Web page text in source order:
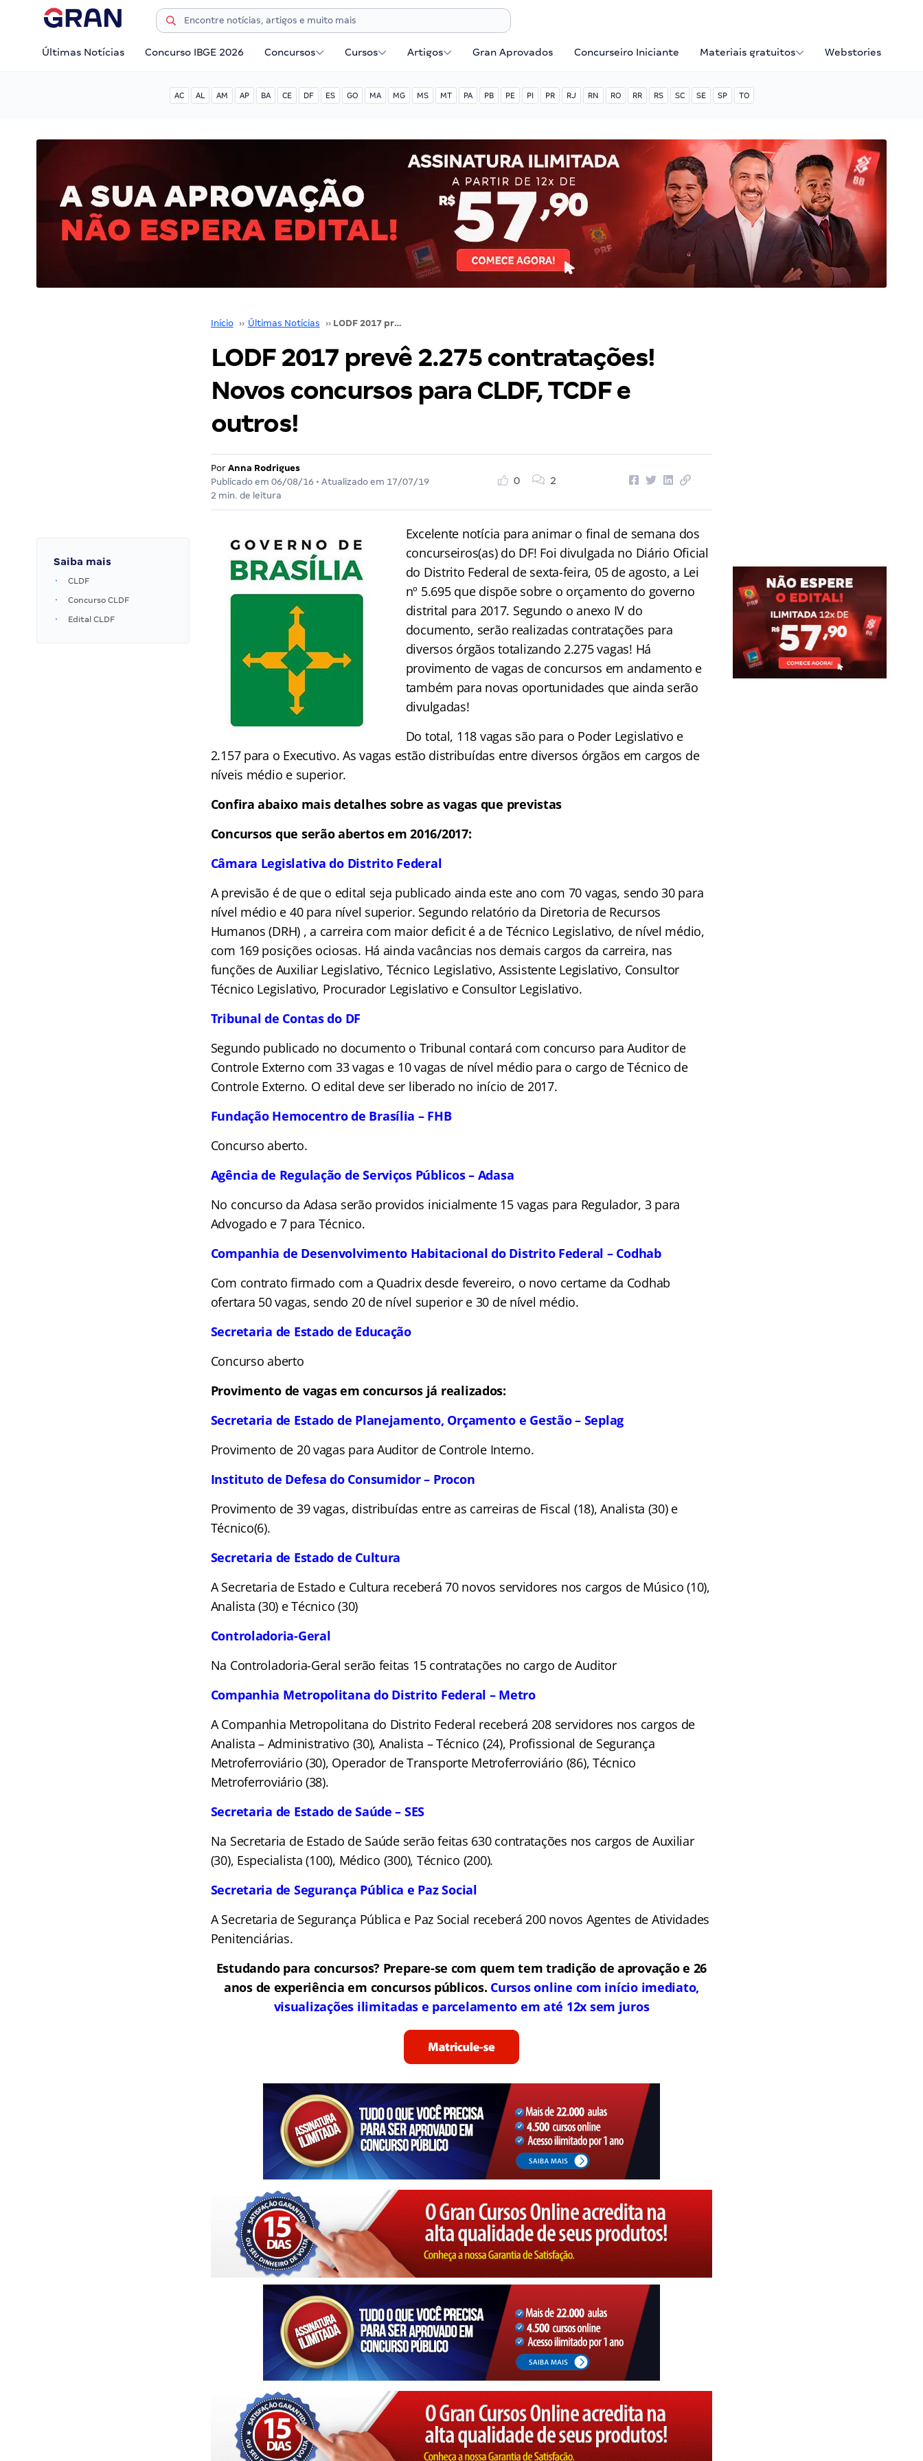
Últimas Notícias Concurso IBGE 2026 Concursos Cursos Artigos Gran Aprovados Concurseiro Iniciante Materiais gratuitos Webstories
AC AL AM AP BA CE DF ES GO MA MG MS MT PA PB PE PI PR RJ RN RO RR RS SC SE SP TO
Início ›› Últimas Notícias ›› LODF 2017 prevê 2.275 contratações! Novos concursos para CLDF, TCDF e outros!
LODF 2017 prevê 2.275 contratações!
Novos concursos para CLDF, TCDF e
outros!
Por Anna Rodrigues
Publicado em 06/08/16 • Atualizado em 17/07/19
2 min. de leitura
0 2
Saiba mais
CLDF
Concurso CLDF
Edital CLDF
Excelente notícia para animar o final de semana dos
concurseiros(as) do DF! Foi divulgada no Diário Oficial
do Distrito Federal de sexta-feira, 05 de agosto, a Lei
nº 5.695 que dispõe sobre o orçamento do governo
distrital para 2017. Segundo o anexo IV do
documento, serão realizadas contratações para
diversos órgãos totalizando 2.275 vagas! Há
provimento de vagas de concursos em andamento e
também para novas oportunidades que ainda serão
divulgadas!
Do total, 118 vagas são para o Poder Legislativo e
2.157 para o Executivo. As vagas estão distribuídas entre diversos órgãos em cargos de
níveis médio e superior.
Confira abaixo mais detalhes sobre as vagas que previstas
Concursos que serão abertos em 2016/2017:
Câmara Legislativa do Distrito Federal
A previsão é de que o edital seja publicado ainda este ano com 70 vagas, sendo 30 para
nível médio e 40 para nível superior. Segundo relatório da Diretoria de Recursos
Humanos (DRH) , a carreira com maior deficit é a de Técnico Legislativo, de nível médio,
com 169 posições ociosas. Há ainda vacâncias nos demais cargos da carreira, nas
funções de Auxiliar Legislativo, Técnico Legislativo, Assistente Legislativo, Consultor
Técnico Legislativo, Procurador Legislativo e Consultor Legislativo.
Tribunal de Contas do DF
Segundo publicado no documento o Tribunal contará com concurso para Auditor de
Controle Externo com 33 vagas e 10 vagas de nível médio para o cargo de Técnico de
Controle Externo. O edital deve ser liberado no início de 2017.
Fundação Hemocentro de Brasília – FHB
Concurso aberto.
Agência de Regulação de Serviços Públicos – Adasa
No concurso da Adasa serão providos inicialmente 15 vagas para Regulador, 3 para
Advogado e 7 para Técnico.
Companhia de Desenvolvimento Habitacional do Distrito Federal – Codhab
Com contrato firmado com a Quadrix desde fevereiro, o novo certame da Codhab
ofertara 50 vagas, sendo 20 de nível superior e 30 de nível médio.
Secretaria de Estado de Educação
Concurso aberto
Provimento de vagas em concursos já realizados:
Secretaria de Estado de Planejamento, Orçamento e Gestão – Seplag
Provimento de 20 vagas para Auditor de Controle Interno.
Instituto de Defesa do Consumidor – Procon
Provimento de 39 vagas, distribuídas entre as carreiras de Fiscal (18), Analista (30) e
Técnico(6).
Secretaria de Estado de Cultura
A Secretaria de Estado e Cultura receberá 70 novos servidores nos cargos de Músico (10),
Analista (30) e Técnico (30)
Controladoria-Geral
Na Controladoria-Geral serão feitas 15 contratações no cargo de Auditor
Companhia Metropolitana do Distrito Federal – Metro
A Companhia Metropolitana do Distrito Federal receberá 208 servidores nos cargos de
Analista – Administrativo (30), Analista – Técnico (24), Profissional de Segurança
Metroferroviário (30), Operador de Transporte Metroferroviário (86), Técnico
Metroferroviário (38).
Secretaria de Estado de Saúde – SES
Na Secretaria de Estado de Saúde serão feitas 630 contratações nos cargos de Auxiliar
(30), Especialista (100), Médico (300), Técnico (200).
Secretaria de Segurança Pública e Paz Social
A Secretaria de Segurança Pública e Paz Social receberá 200 novos Agentes de Atividades
Penitenciárias.
Estudando para concursos? Prepare-se com quem tem tradição de aprovação e 26
anos de experiência em concursos públicos. Cursos online com início imediato,
visualizações ilimitadas e parcelamento em até 12x sem juros